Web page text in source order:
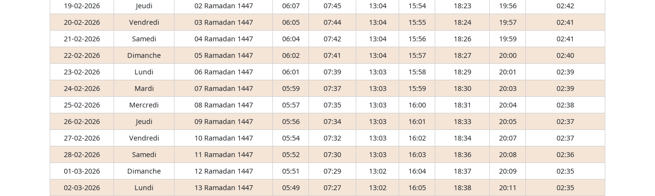
19-02-2026
Jeudi 02 Ramadan 1447 06:07 07:45 13:04 15:54 18:23 19:56
02:42
20-02-2026
Vendredi 03 Ramadan 1447 06:05 07:44 13:04 15:55 18:24 19:57
02:41
21-02-2026
Samedi 04 Ramadan 1447 06:04 07:42 13:04 15:56 18:26 19:59
02:41
22-02-2026
Dimanche 05 Ramadan 1447 06:02 07:41 13:04 15:57 18:27 20:00
02:40
23-02-2026
Lundi 06 Ramadan 1447 06:01 07:39 13:03 15:58 18:29 20:01
02:39
24-02-2026
Mardi 07 Ramadan 1447 05:59 07:37 13:03 15:59 18:30 20:03
02:39
25-02-2026
Mercredi 08 Ramadan 1447 05:57 07:35 13:03 16:00 18:31 20:04
02:38
26-02-2026
Jeudi 09 Ramadan 1447 05:56 07:34 13:03 16:01 18:33 20:05
02:37
27-02-2026
Vendredi 10 Ramadan 1447 05:54 07:32 13:03 16:02 18:34 20:07
02:37
28-02-2026
Samedi 11 Ramadan 1447 05:52 07:30 13:03 16:03 18:36 20:08
02:36
01-03-2026
Dimanche 12 Ramadan 1447 05:51 07:29 13:02 16:04 18:37 20:09
02:35
02-03-2026
Lundi 13 Ramadan 1447 05:49 07:27 13:02 16:05 18:38 20:11
02:35